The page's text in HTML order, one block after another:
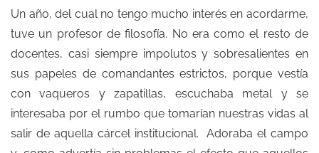
Un año, del cual no tengo mucho interés en acordarme,
tuve un profesor de filosofía. No era como el resto de
docentes, casi siempre impolutos y sobresalientes en
sus papeles de comandantes estrictos, porque vestía
con vaqueros y zapatillas, escuchaba metal y se
interesaba por el rumbo que tomarían nuestras vidas al
salir de aquella cárcel institucional. Adoraba el campo